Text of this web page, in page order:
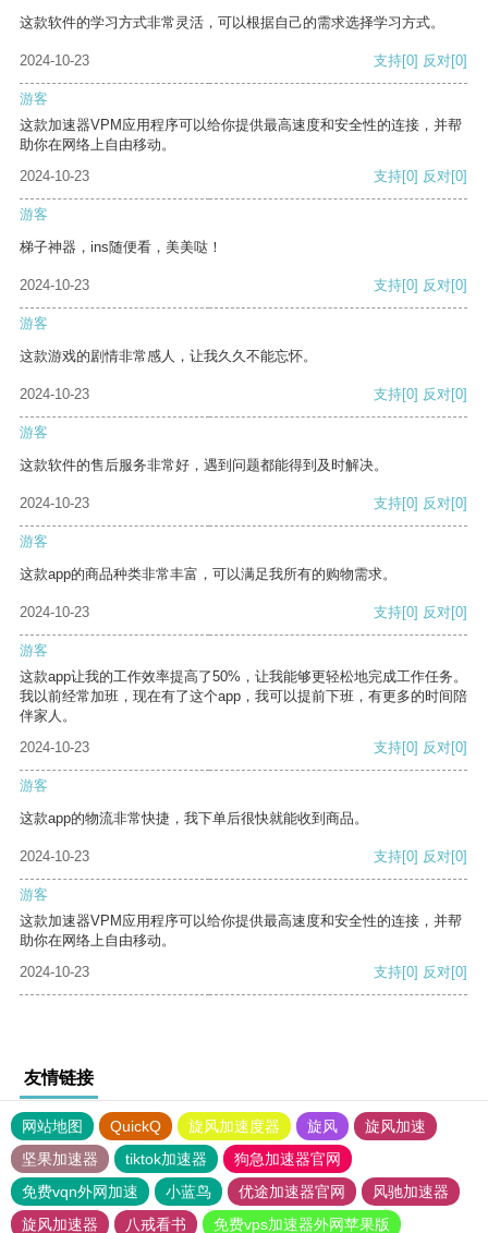
这款软件的学习方式非常灵活，可以根据自己的需求选择学习方式。
2024-10-23 支持[0] 反对[0]
游客
这款加速器VPM应用程序可以给你提供最高速度和安全性的连接，并帮
助你在网络上自由移动。
2024-10-23
支持[0] 反对[0]
游客
梯子神器，ins随便看，美美哒！
2024-10-23 支持[0] 反对[0]
游客
这款游戏的剧情非常感人，让我久久不能忘怀。
2024-10-23 支持[0] 反对[0]
游客
这款软件的售后服务非常好，遇到问题都能得到及时解决。
2024-10-23 支持[0] 反对[0]
游客
这款app的商品种类非常丰富，可以满足我所有的购物需求。
2024-10-23 支持[0] 反对[0]
游客
这款app让我的工作效率提高了50%，让我能够更轻松地完成工作任务。
我以前经常加班，现在有了这个app，我可以提前下班，有更多的时间陪
伴家人。
2024-10-23
支持[0] 反对[0]
游客
这款app的物流非常快捷，我下单后很快就能收到商品。
2024-10-23 支持[0] 反对[0]
游客
这款加速器VPM应用程序可以给你提供最高速度和安全性的连接，并帮
助你在网络上自由移动。
2024-10-23
支持[0] 反对[0]
友情链接
网站地图 QuickQ 旋风加速度器 旋风
旋风加速
坚果加速器
tiktok加速器
狗急加速器官网
免费vqn外网加速
小蓝鸟 优途加速器官网
风驰加速器
旋风加速器
八戒看书 免费vps加速器外网苹果版